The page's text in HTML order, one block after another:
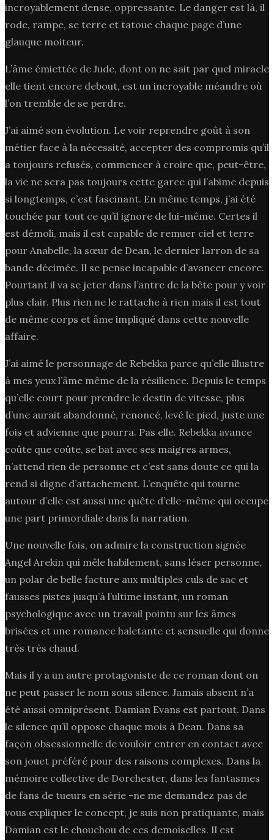
incroyablement dense, oppressante. Le danger est là, il
rode, rampe, se terre et tatoue chaque page d’une
glauque moiteur.
L’âme émiettée de Jude, dont on ne sait par quel miracle
elle tient encore debout, est un incroyable méandre où
l’on tremble de se perdre.
J’ai aimé son évolution. Le voir reprendre goût à son
métier face à la nécessité, accepter des compromis qu’il
a toujours refusés, commencer à croire que, peut-être,
la vie ne sera pas toujours cette garce qui l’abime depuis
si longtemps, c’est fascinant. En même temps, j’ai été
touchée par tout ce qu’il ignore de lui-même. Certes il
est démoli, mais il est capable de remuer ciel et terre
pour Anabelle, la sœur de Dean, le dernier larron de sa
bande décimée. Il se pense incapable d’avancer encore.
Pourtant il va se jeter dans l’antre de la bête pour y voir
plus clair. Plus rien ne le rattache à rien mais il est tout
de même corps et âme impliqué dans cette nouvelle
affaire.
J’ai aimé le personnage de Rebekka parce qu’elle illustre
à mes yeux l’âme même de la résilience. Depuis le temps
qu’elle court pour prendre le destin de vitesse, plus
d’une aurait abandonné, renoncé, levé le pied, juste une
fois et advienne que pourra. Pas elle. Rebekka avance
coûte que coûte, se bat avec ses maigres armes,
n’attend rien de personne et c’est sans doute ce qui la
rend si digne d’attachement. L’enquête qui tourne
autour d’elle est aussi une quête d’elle-même qui occupe
une part primordiale dans la narration.
Une nouvelle fois, on admire la construction signée
Angel Arekin qui mêle habilement, sans léser personne,
un polar de belle facture aux multiples culs de sac et
fausses pistes jusqu’à l’ultime instant, un roman
psychologique avec un travail pointu sur les âmes
brisées et une romance haletante et sensuelle qui donne
très très chaud.
Mais il y a un autre protagoniste de ce roman dont on
ne peut passer le nom sous silence. Jamais absent n’a
été aussi omniprésent. Damian Evans est partout. Dans
le silence qu’il oppose chaque mois à Dean. Dans sa
façon obsessionnelle de vouloir entrer en contact avec
son jouet préféré pour des raisons complexes. Dans la
mémoire collective de Dorchester, dans les fantasmes
de fans de tueurs en série -ne me demandez pas de
vous expliquer le concept, je suis non pratiquante, mais
Damian est le chouchou de ces demoiselles. Il est